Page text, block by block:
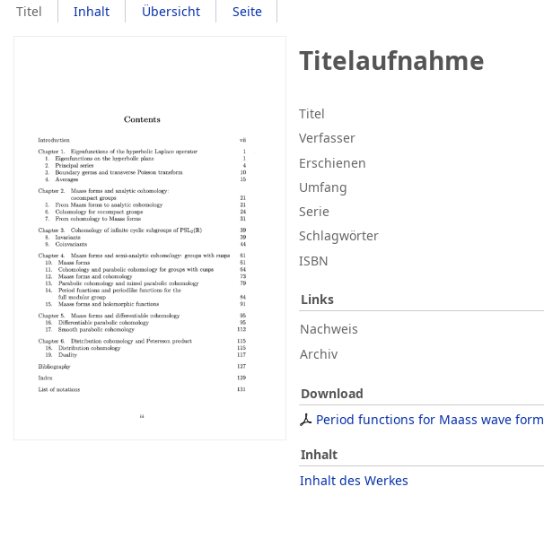
Titel Inhalt Übersicht Seite
Titelaufnahme
Titel
Verfasser
Erschienen
Umfang
Serie
Schlagwörter
ISBN
Links
Nachweis
Archiv
Download
Period functions for Maass wave
Inhalt
Inhalt des Werkes